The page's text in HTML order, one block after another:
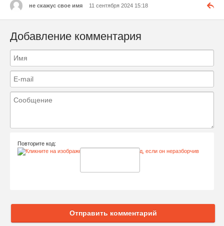
не скажус свое имя 11 сентября 2024 15:18
Добавление комментария
Повторите код:
Отправить комментарий